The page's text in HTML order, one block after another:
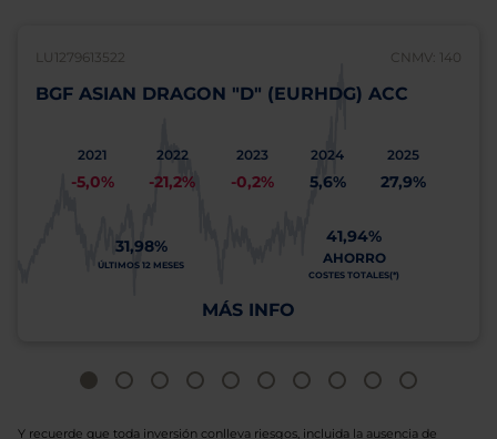
LU1279613522 CNMV: 140
BGF ASIAN DRAGON "D" (EURHDG) ACC
2021
-5,0%
2022
-21,2%
2023
-0,2%
2024
5,6%
2025
27,9%
31,98%
ÚLTIMOS 12 MESES
41,94%
AHORRO
COSTES TOTALES(*)
MÁS INFO
Y recuerde que toda inversión conlleva riesgos, incluida la ausencia de